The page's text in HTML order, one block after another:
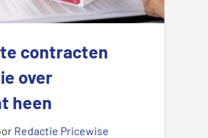
contracten
over
heen
Redactie Pricewise